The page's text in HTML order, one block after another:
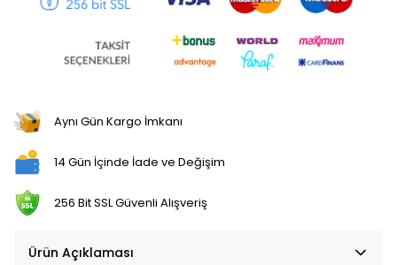
Aynı Gün Kargo İmkanı
14 Gün İçinde İade ve Değişim
256 Bit SSL Güvenli Alışveriş
Ürün Açıklaması